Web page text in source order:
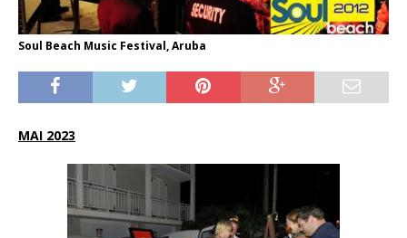
Soul Beach Music Festival, Aruba
MAI 2023